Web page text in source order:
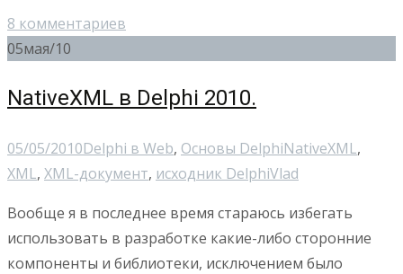
8 комментариев
05мая/10
NativeXML в Delphi 2010.
05/05/2010Delphi в Web, Основы DelphiNativeXML,
XML, XML-документ, исходник DelphiVlad
Вообще я в последнее время стараюсь избегать
использовать в разработке какие-либо сторонние
компоненты и библиотеки, исключением было